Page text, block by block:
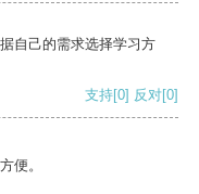
自己的需求选择学习方
支持[0] 反对[0]
便。